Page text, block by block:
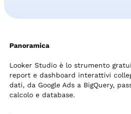
Panoramica
Looker Studio è lo strumento
report e dashboard interattivi
dati, da Google Ads a BigQuery,
calcolo e database.